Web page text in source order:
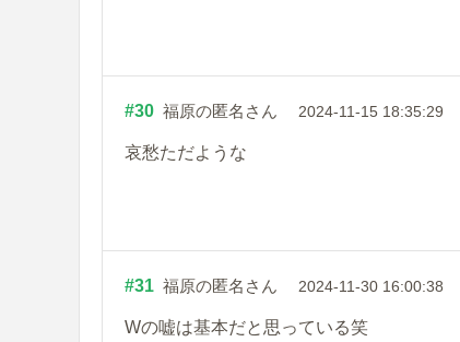
#30 福原の匿名さん 2024-11-15 18:35:29
哀愁ただような
#31 福原の匿名さん 2024-11-30 16:00:38
Wの嘘は基本だと思っている笑